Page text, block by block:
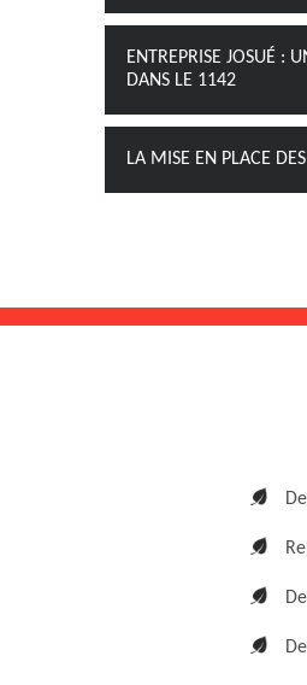
ENTREPRISE JOSUÉ :
DANS LE 1142
LA MISE EN PLACE